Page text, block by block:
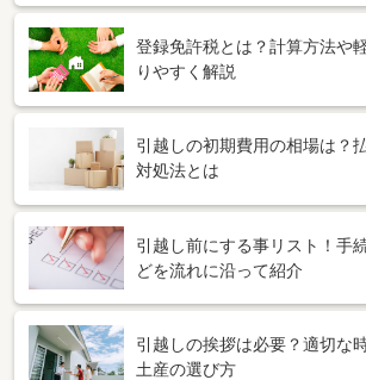
登録免許税とは？計算方法や
りやすく解説
引越しの初期費用の相場は？
対処法とは
引越し前にする事リスト！手
どを流れに沿って紹介
引越しの挨拶は必要？適切な
土産の選び方